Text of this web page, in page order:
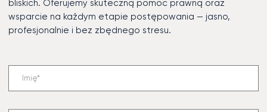
bliskich. Oferujemy skuteczną pomoc prawną oraz
wsparcie na każdym etapie postępowania — jasno,
profesjonalnie i bez zbędnego stresu.